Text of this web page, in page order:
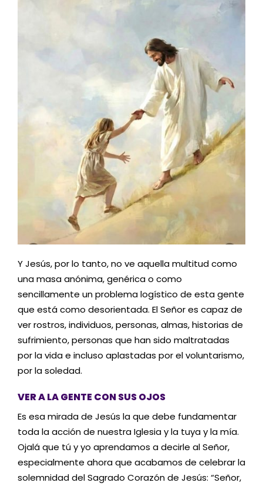
Y Jesús, por lo tanto, no ve aquella multitud como
una masa anónima, genérica o como
sencillamente un problema logístico de esta gente
que está como desorientada. El Señor es capaz de
ver rostros, individuos, personas, almas, historias de
sufrimiento, personas que han sido maltratadas
por la vida e incluso aplastadas por el voluntarismo,
por la soledad.
VER A LA GENTE CON SUS OJOS
Es esa mirada de Jesús la que debe fundamentar
toda la acción de nuestra Iglesia y la tuya y la mía.
Ojalá que tú y yo aprendamos a decirle al Señor,
especialmente ahora que acabamos de celebrar la
solemnidad del Sagrado Corazón de Jesús: “Señor,